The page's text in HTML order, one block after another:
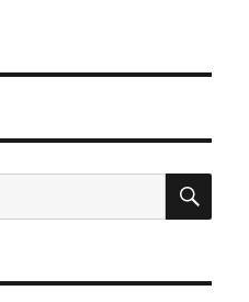
検